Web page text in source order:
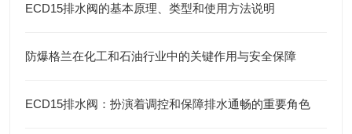
ECD15排水阀的基本原理、类型和使用方法说明
防爆格兰在化工和石油行业中的关键作用与安全保障
ECD15排水阀：扮演着调控和保障排水通畅的重要角色